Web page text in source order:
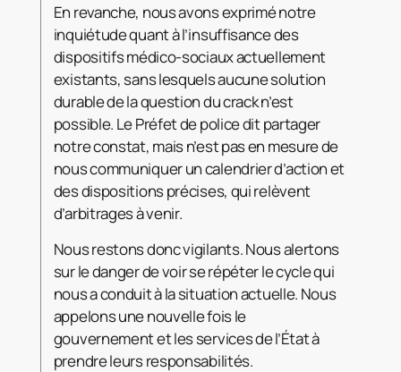
En revanche, nous avons exprimé notre
inquiétude quant à l’insuffisance des
dispositifs médico-sociaux actuellement
existants, sans lesquels aucune solution
durable de la question du crack n’est
possible. Le Préfet de police dit partager
notre constat, mais n’est pas en mesure de
nous communiquer un calendrier d’action et
des dispositions précises, qui relèvent
d’arbitrages à venir.
Nous restons donc vigilants. Nous alertons
sur le danger de voir se répéter le cycle qui
nous a conduit à la situation actuelle. Nous
appelons une nouvelle fois le
gouvernement et les services de l’État à
prendre leurs responsabilités.